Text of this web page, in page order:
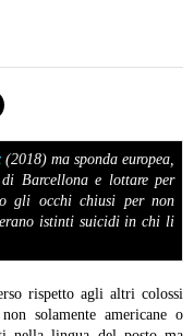
(2018) ma sponda europea,
Barcellona e lottare per
gli occhi chiusi per non
istinti suicidi in chi li
rispetto agli altri colossi
solamente americane o